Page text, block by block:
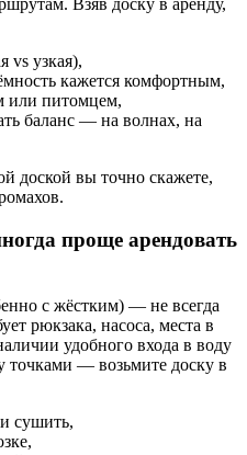
Взяв доску в аренду,
vs узкая),
кажется комфортным,
или питомцем,
баланс — на волнах, на
доской вы точно скажете,
проще арендовать
с жёстким) — не всегда
рюкзака, насоса, места в
удобного входа в воду
точками — возьмите доску в
сушить,